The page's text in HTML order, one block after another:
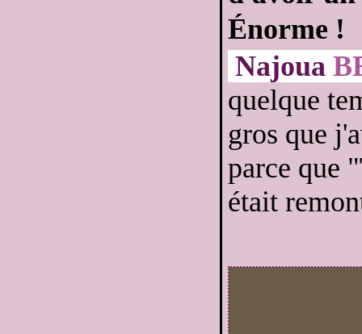
Énorme !
Najoua
quelque
gros que
parce que "
était